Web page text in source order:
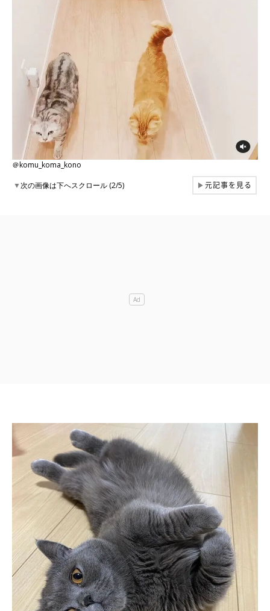
＠komu_koma_kono
▼次の画像は下へスクロール (2/5) ▶元記事を見る